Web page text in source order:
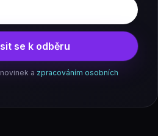
se k odběru
a zpracováním osobních